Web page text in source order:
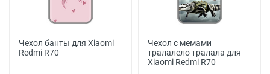
Чехол банты для Xiaomi
Redmi R70
Чехол с мемами
тралалело тралала для
Xiaomi Redmi R70